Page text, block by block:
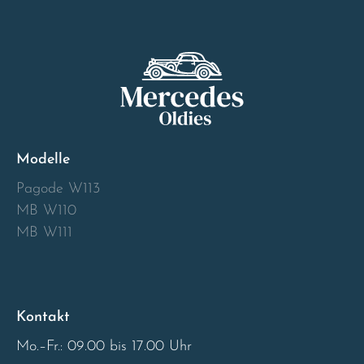
Modelle
Pagode W113
MB W110
MB W111
Kontakt
Mo.–Fr.: 09.00 bis 17.00 Uhr
United Kingdom